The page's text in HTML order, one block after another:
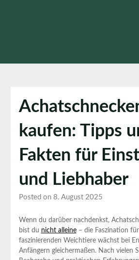
kaufen: Tipps
Fakten für
und Liebhaber
Posted on 8. August 2025
Wenn du darüber nachdenkst,
bist‍ du nicht alleine–​ die Faszination für
faszinierenden Weichtiere wächst bei
Anfängern gleichermaßen. Nach vielen